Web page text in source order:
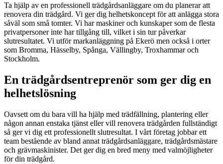
Ta hjälp av en professionell trädgårdsanläggare om du planerar att
renovera din trädgård. Vi ger dig helhetskoncept för att anlägga stora
såväl som små tomter. Vi har maskiner och kunskaper som de flesta
privatpersoner inte har tillgång till, vilket i sin tur påverkar
slutresultatet. Vi utför markanläggning på Ekerö men också i orter
som Bromma, Hässelby, Spånga, Vällingby, Troxhammar och
Stockholm.
En trädgårdsentreprenör som ger dig en
helhetslösning
Oavsett om du bara vill ha hjälp med trädfällning, plantering eller
någon annan enstaka tjänst eller vill renovera trädgården fullständigt
så ger vi dig ett professionellt slutresultat. I vårt företag jobbar ett
team bestående av bland annat trädgårdsanläggare, trädgårdsmästare
och grävmaskinister. Det ger dig en bred meny med valmöjligheter
för din trädgård.